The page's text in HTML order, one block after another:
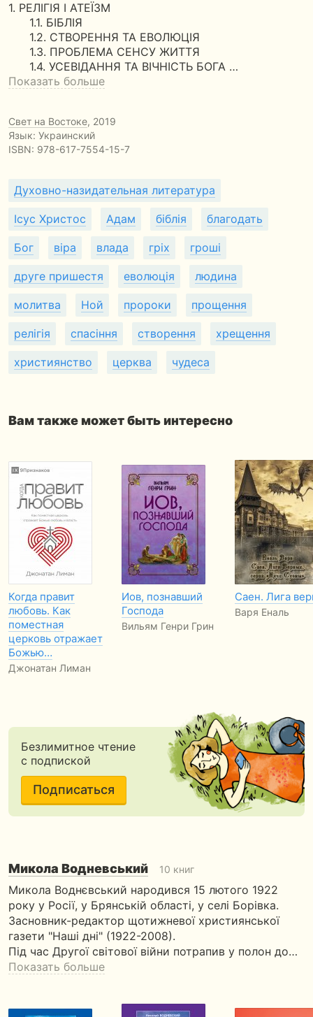
1. РЕЛІГІЯ І АТЕЇЗМ
1.1. БІБЛІЯ
1.2. СТВОРЕННЯ ТА ЕВОЛЮЦІЯ
1.3. ПРОБЛЕМА СЕНСУ ЖИТТЯ
1.4. УСЕВІДАННЯ ТА ВІЧНІСТЬ БОГА …
Показать больше
Свет на Востоке, 2019
Язык: Украинский
ISBN: 978-617-7554-15-7
Духовно-назидательная литература
Ісус Христос Адам біблія благодать
Бог віра влада гріх гроші
друге пришестя еволюція людина
молитва Ной пророки прощення
релігія спасіння створення хрещення
християнство церква чудеса
Вам также может быть интересно
Когда правит
любовь. Как
поместная
церковь отражает
Божью…
Джонатан Лиман
Иов, познавший
Господа
Вильям Генри Грин
Саен. Лига
Варя Еналь
Безлимитное чтение
с подпиской
Подписаться
Микола Водневський 10 книг
Микола Воднєвський народився 15 лютого 1922
року у Росії, у Брянській області, у селі Борівка.
Засновник-редактор щотижневої християнської
газети "Наші дні" (1922-2008).
Під час Другої світової війни потрапив у полон до…
Показать больше